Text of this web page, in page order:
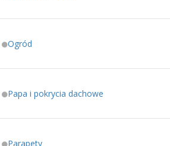
Ogród
Papa i pokrycia dachowe
Parapety